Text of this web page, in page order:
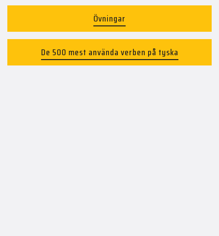
Övningar
De 500 mest använda verben på tyska